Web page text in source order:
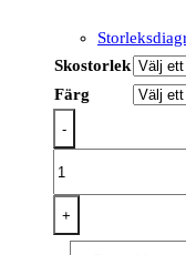
Skostorlek
Färg
-
Yrkessko
O1
+